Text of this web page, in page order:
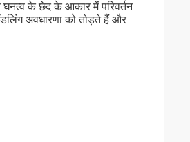
घनत्व के छेद के आकार में परिवर्तन
अवधारणा को तोड़ते हैं और